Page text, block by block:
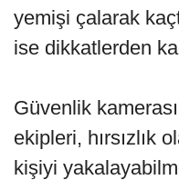
yemişi çalarak
ise dikkatlerden
Güvenlik
ekipleri, hırsızlık
kişiyi